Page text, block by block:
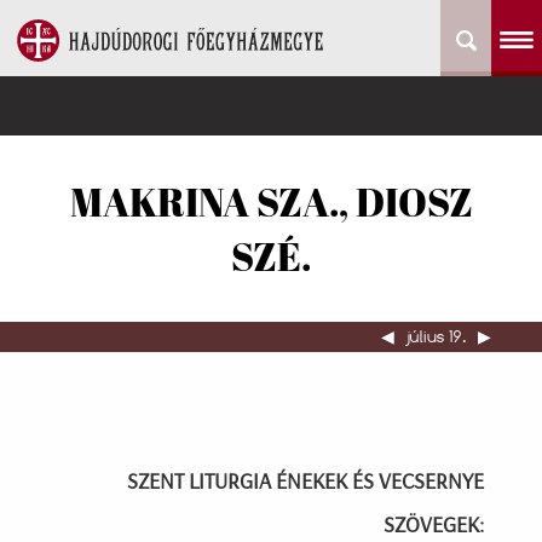
MAKRINA SZA., DIOSZ
SZÉ.
◀︎ július 19. ▶︎
SZENT LITURGIA ÉNEKEK ÉS VECSERNYE
SZÖVEGEK: